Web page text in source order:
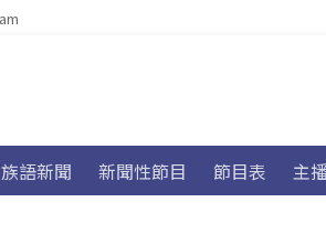
族語新聞 新聞性節目 節目表 主